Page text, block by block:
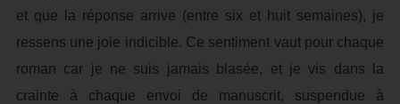
et que la réponse arrive (entre six et huit semaines), je
ressens une joie indicible. Ce sentiment vaut pour chaque
roman car je ne suis jamais blasée, et je vis dans la
crainte à chaque envoi de manuscrit, suspendue à